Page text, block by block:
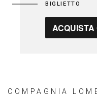
BIGLIETTO
ACQUISTA
COMPAGNIA